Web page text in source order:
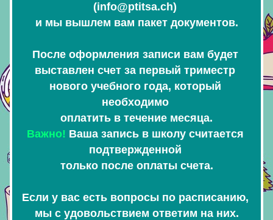
(info@ptitsa.ch)
и мы вышлем вам пакет документов.
После оформления записи вам будет
выставлен счет за первый триместр
нового учебного года, который
необходимо
оплатить в течение месяца.
Важно! Ваша запись в школу считается
подтвержденной
только после оплаты счета.
Если у вас есть вопросы по расписанию,
мы с удовольствием ответим на них.